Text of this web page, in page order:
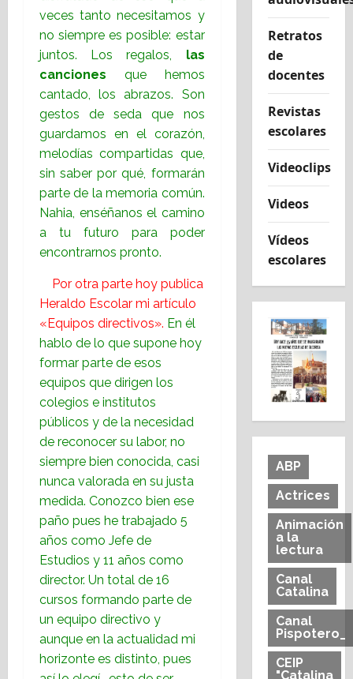
veces tanto necesitamos y
no siempre es posible: estar
juntos. Los regalos, las
canciones que hemos
cantado, los abrazos. Son
gestos de seda que nos
guardamos en el corazón,
melodías compartidas que,
sin saber por qué, formarán
parte de la memoria común.
Nahia, enséñanos el camino
a tu futuro para poder
encontrarnos pronto.
Por otra parte hoy publica
Heraldo Escolar mi artículo
«Equipos directivos». En él
hablo de lo que supone hoy
formar parte de esos
equipos que dirigen los
colegios e institutos
públicos y de la necesidad
de reconocer su labor, no
siempre bien conocida, casi
nunca valorada en su justa
medida. Conozco bien ese
paño pues he trabajado 5
años como Jefe de
Estudios y 11 años como
director. Un total de 16
cursos formando parte de
un equipo directivo y
aunque en la actualidad mi
horizonte es distinto, pues
Retratos
de
docentes
Revistas
escolares
Videoclips
Videos
Vídeos
escolares
ABP
Actrices
Animación
a la
lectura
Canal
Catalina
Canal
Pispotero_
CEIP
"Catalina